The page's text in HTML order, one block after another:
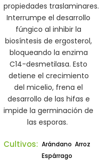
propiedades traslaminares.
Interrumpe el desarrollo
fúngico al inhibir la
biosíntesis de ergosterol,
bloqueando la enzima
C14-desmetilasa. Esto
detiene el crecimiento
del micelio, frena el
desarrollo de las hifas e
impide la germinación de
las esporas.
Cultivos: Arándano Arroz
Espárrago